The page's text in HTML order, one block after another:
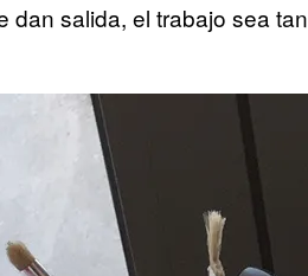
dan salida, el trabajo sea tan